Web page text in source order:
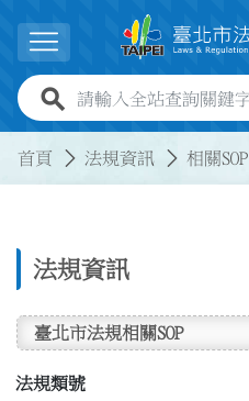
展開選單
全站查詢關鍵字欄位
首頁 法規資訊 相關SOP
法規資訊
臺北市法規相關SOP
法規類號